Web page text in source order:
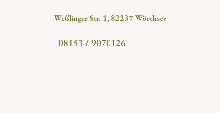
Weßlinger Str. 1, 82237 Wörthsee
08153 / 9070126